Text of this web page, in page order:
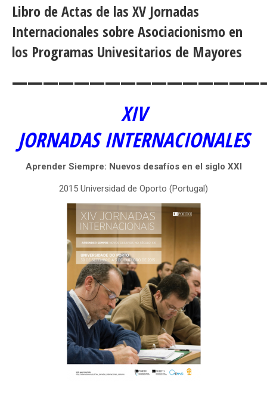
Libro de Actas de las XV Jornadas
Internacionales sobre Asociacionismo en
los Programas Univesitarios de Mayores
XIV
JORNADAS INTERNACIONALES
Aprender Siempre: Nuevos desafíos en el siglo XXI
2015 Universidad de Oporto (Portugal)